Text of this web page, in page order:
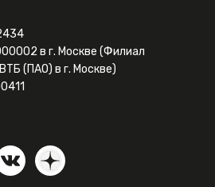
в г. Москве (Филиал
(ПАО) в г. Москве)